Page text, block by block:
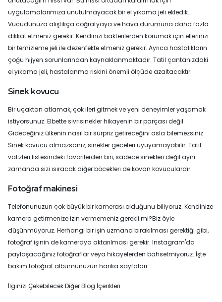
uygulamalarımıza unutulmayacak bir el yıkama jeli ekledik.
Vücudunuza alıştıkça coğrafyaya ve hava durumuna daha fazla
dikkat etmeniz gerekir. Kendinizi bakterilerden korumak için ellerinizi
bir temizleme jeli ile dezenfekte etmeniz gerekir. Ayrıca hastalıkların
çoğu hijyen sorunlarından kaynaklanmaktadır. Tatil çantanızdaki
el yıkama jeli, hastalanma riskini önemli ölçüde azaltacaktır.
Sinek kovucu
Bir uçaktan atlamak, çok ileri gitmek ve yeni deneyimler yaşamak
istiyorsunuz. Elbette sivrisinekler hikayenin bir parçası değil.
Gideceğiniz ülkenin nasıl bir sürpriz getireceğini asla bilemezsiniz.
Sinek kovucu almazsanız, sinekler geceleri uyuyamayabilir. Tatil
valizleri listesindeki favorilerden biri, sadece sinekleri değil aynı
zamanda sizi ısıracak diğer böcekleri de kovan kovuculardır.
Fotoğraf makinesi
Telefonunuzun çok büyük bir kamerası olduğunu biliyoruz. Kendinize
kamera getirmenize izin vermemeniz gerekli mi?Biz öyle
düşünmüyoruz. Herhangi bir işin uzmana bırakılması gerektiği gibi,
fotoğraf işinin de kameraya aktarılması gerekir. Instagram'da
paylaşacağınız fotoğraflar veya hikayelerden bahsetmiyoruz. İşte
bakım fotoğraf albümünüzün harika sayfaları.
İlginizi Çekebilecek Diğer Blog İçerikleri